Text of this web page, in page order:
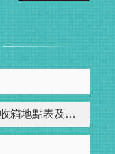
臺北市核准社福團體(機構)舊衣回收箱地點表及回收量與收益